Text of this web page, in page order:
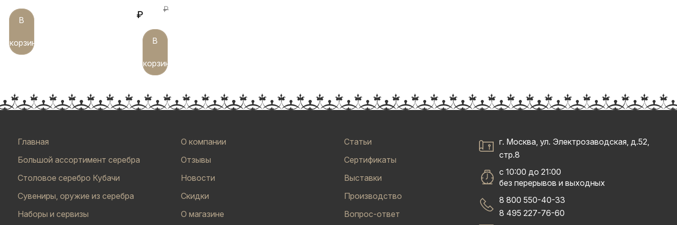
В
корзину
₽
₽
В
корзину
Главная
Большой ассортимент серебра
Столовое серебро Кубачи
Сувениры, оружие из серебра
Наборы и сервизы
О компании
Отзывы
Новости
Скидки
О магазине
Статьи
Сертификаты
Выставки
Производство
Вопрос-ответ
г. Москва, ул. Электрозаводская, д.52,
стр.8
с 10:00 до 21:00
без перерывов и выходных
8 800 550-40-33
8 495 227-76-60